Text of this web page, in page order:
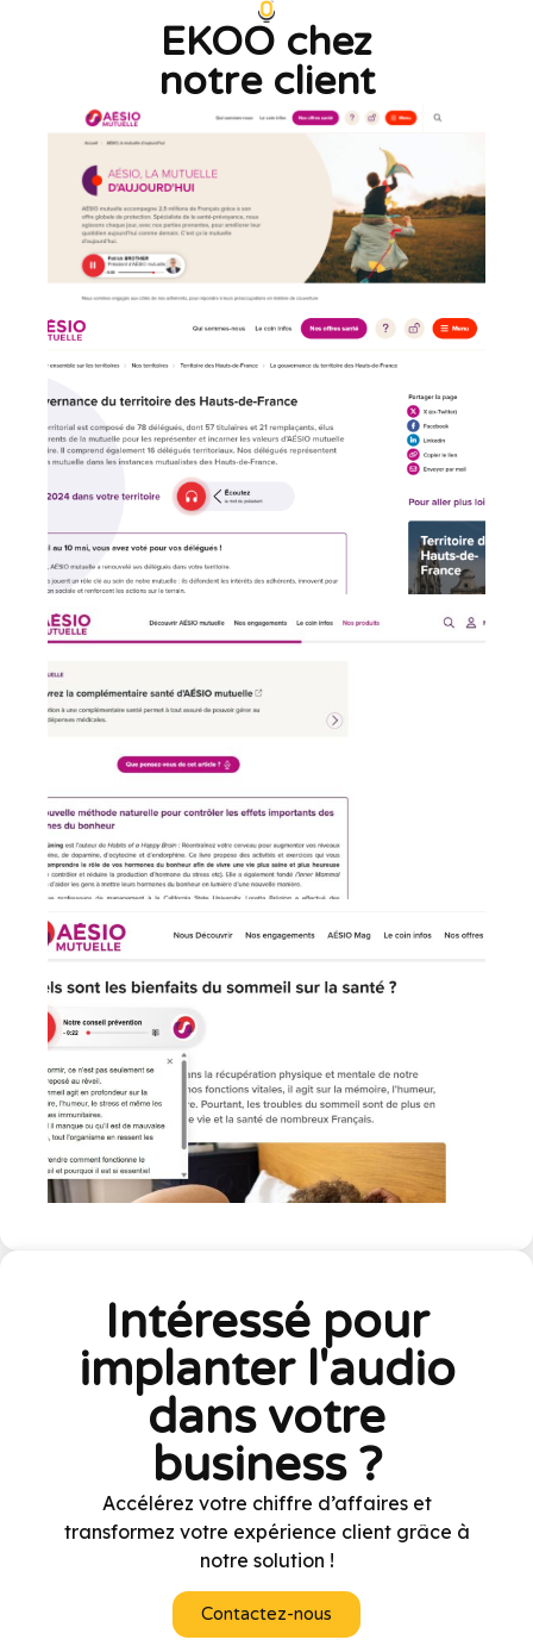
EKOO chez
notre client
Intéressé pour
implanter l'audio
dans votre
business ?
Accélérez votre chiffre d’affaires et
transformez votre expérience client grâce à
notre solution !
Contactez-nous